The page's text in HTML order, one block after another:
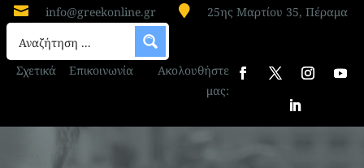
 info@greekonline.gr  25ης Μαρτίου 35, Πέραμα
Σχετικά Επικοινωνία
Ακολουθήστε
μας: